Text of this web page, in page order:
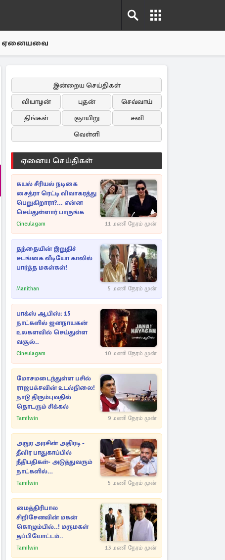
ஏனையவை
இன்றைய செய்திகள்
வியாழன்
புதன்
செவ்வாய்
திங்கள்
ஞாயிறு
சனி
வெள்ளி
ஏனைய செய்திகள்
கயல் சீரியல் நடிகை
சைத்ரா ரெட்டி விவாகரத்து
பெறுகிறாரா?... என்ன
செய்துள்ளார் பாருங்க
Cineulagam 11 மணி நேரம் முன்
தந்தையின் இறுதிச்
சடங்கை வீடியோ காலில்
பார்த்த மகள்கள்!
Manithan 5 மணி நேரம் முன்
பாக்ஸ் ஆபிஸ்: 15
நாட்களில் ஜனநாயகன்
உலகளவில் செய்துள்ள
வசூல்..
Cineulagam 10 மணி நேரம் முன்
மோசமடைந்துள்ள பசில்
ராஜபக்சவின் உடல்நிலை!
நாடு திரும்புவதில்
தொடரும் சிக்கல்
Tamilwin 9 மணி நேரம் முன்
அநுர அரசின் அதிரடி -
தீவிர பாதுகாப்பில்
நீதிபதிகள்- அடுத்துவரும்
நாட்களில்
அம்பலமாகவுள்ள ரகசியம்
Tamilwin 5 மணி நேரம் முன்
மைத்திரிபால
சிறிசேனவின் மகன்
கொழும்பில்..! மருமகள்
தப்பியோட்டம்..
Tamilwin 13 மணி நேரம் முன்